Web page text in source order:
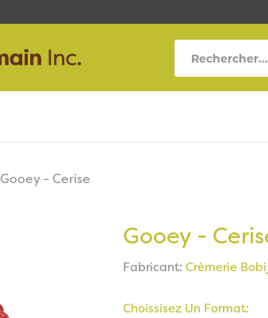
Gooey - Cerise
Gooey -
Fabricant: Crèmerie
Choissisez Un Format: